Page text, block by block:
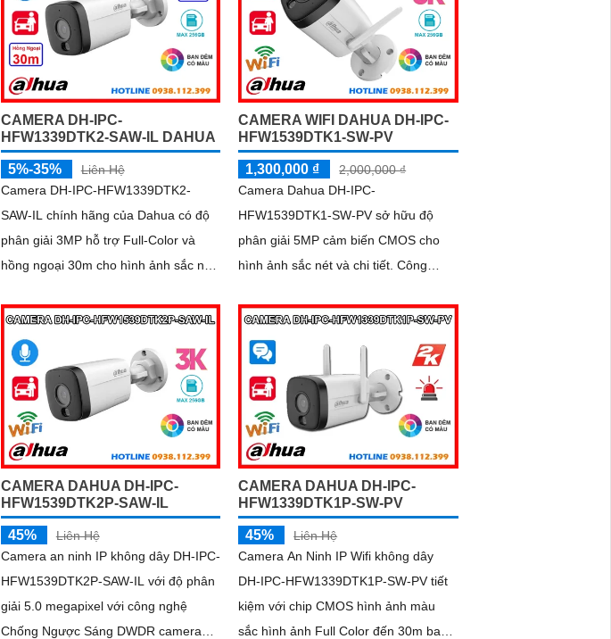
CAMERA DH-IPC-
HFW1339DTK2-SAW-IL DAHUA
5%-35%
Liên Hệ
Camera DH-IPC-HFW1339DTK2-
SAW-IL chính hãng của Dahua có độ
phân giải 3MP hỗ trợ Full-Color và
hồng ngoại 30m cho hình ảnh sắc nét
micro ghi âm loa cảnh báo và công
nghệ AI giúp phát hiện con người,
phương tiện chính xác
CAMERA WIFI DAHUA DH-IPC-
HFW1539DTK1-SW-PV
1,300,000 ₫
2,000,000 ₫
Camera Dahua DH-IPC-
HFW1539DTK1-SW-PV sở hữu độ
phân giải 5MP cảm biến CMOS cho
hình ảnh sắc nét và chi tiết. Công
thông, hồng ngoại 30m và...
CAMERA DAHUA DH-IPC-
HFW1539DTK2P-SAW-IL
45%
Liên Hệ
Camera an ninh IP không dây DH-IPC-
HFW1539DTK2P-SAW-IL với độ phân
giải 5.0 megapixel với công nghệ
Chống Ngược Sáng DWDR camera
CAMERA DAHUA DH-IPC-
HFW1339DTK1P-SW-PV
45%
Liên Hệ
Camera An Ninh IP Wifi không dây
DH-IPC-HFW1339DTK1P-SW-PV tiết
kiệm với chip CMOS hình ảnh màu
sắc hình ảnh Full Color đến 30m ban